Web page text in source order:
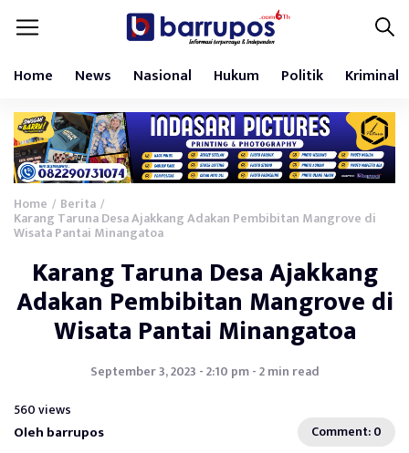
Home News Nasional Hukum Politik Kriminal
Home / Berita /
Karang Taruna Desa Ajakkang Adakan Pembibitan Mangrove di
Wisata Pantai Minangatoa
Karang Taruna Desa Ajakkang
Adakan Pembibitan Mangrove di
Wisata Pantai Minangatoa
September 3, 2023 - 2:10 pm - 2 min read
560 views
Oleh barrupos Comment: 0